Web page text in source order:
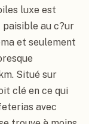
luxe est
paisible au c?ur
et seulement
Situé sur
clé en ce qui
avec